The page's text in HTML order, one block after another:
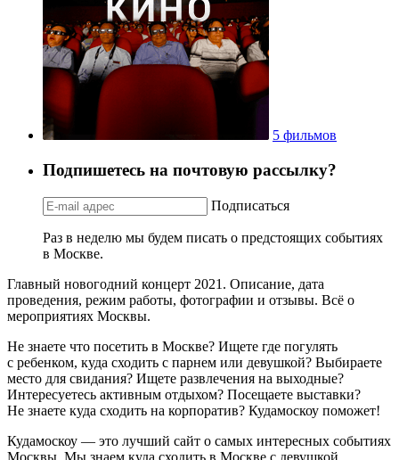
5 фильмов
Подпишетесь на почтовую рассылку?
Подписаться
Раз в неделю мы будем писать о предстоящих событиях
в Москве.
Главный новогодний концерт 2021. Описание, дата
проведения, режим работы, фотографии и отзывы. Всё о
мероприятиях Москвы.
Не знаете что посетить в Москве? Ищете где погулять
с ребенком, куда сходить с парнем или девушкой? Выбираете
место для свидания? Ищете развлечения на выходные?
Интересуетесь активным отдыхом? Посещаете выставки?
Не знаете куда сходить на корпоратив? Кудамоскоу поможет!
Кудамоскоу — это лучший сайт о самых интересных событиях
Москвы. Мы знаем куда сходить в Москве с девушкой,